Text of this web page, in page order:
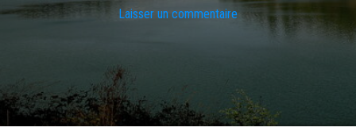
Laisser un commentaire